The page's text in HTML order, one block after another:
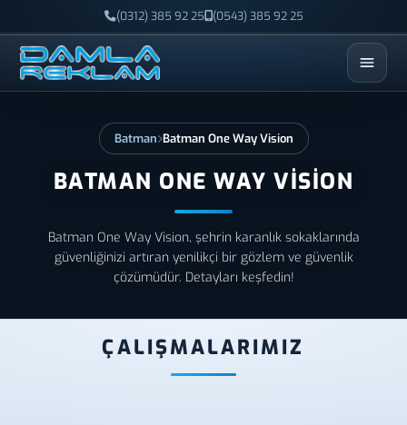
(0312) 385 92 25 (0543) 385 92 25
ESC
Batman Batman One Way Vision
BATMAN ONE WAY VISION
Batman One Way Vision, şehrin karanlık sokaklarında
güvenliğinizi artıran yenilikçi bir gözlem ve güvenlik
çözümüdür. Detayları keşfedin!
ÇALIŞMALARIMIZ